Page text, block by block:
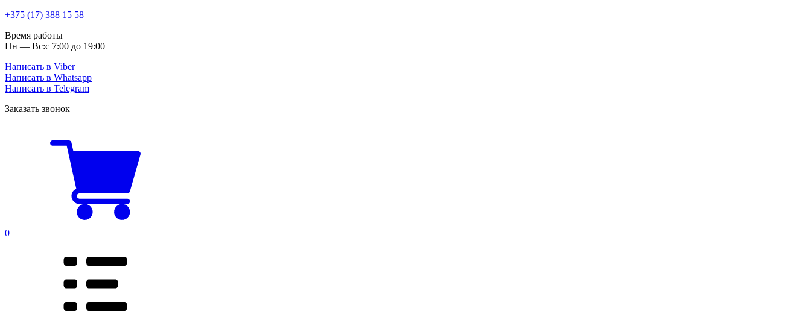
+375 (17) 388 15 58
Время работы
Пн — Вс:с 7:00 до 19:00
Написать в Viber
Написать в Whatsapp
Написать в Telegram
Заказать звонок
0